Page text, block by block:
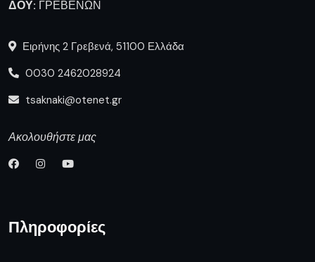
ΔΟΥ: ΓΡΕΒΕΝΩΝ
Ειρήνης 2 Γρεβενά, 51100 Ελλάδα
0030 2462028924
tsaknaki@otenet.gr
Ακολουθήστε μας
Πληροφορίες